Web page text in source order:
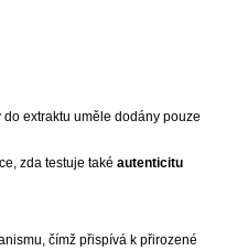
extraktu uměle dodány pouze
zda testuje také autenticitu
čímž přispívá k přirozené